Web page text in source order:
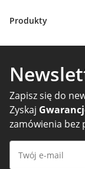
Produkty
Zapisz się do
Zyskaj
zamówienia bez